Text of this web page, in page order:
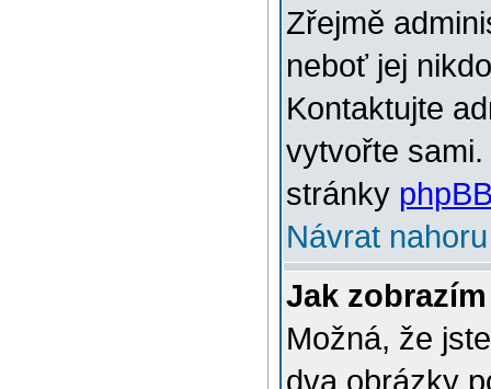
Zřejmě
neboť jej
Kontaktujte
vytvořte
stránky
Návrat nahoru
Jak
Možná, že
dva obrázky